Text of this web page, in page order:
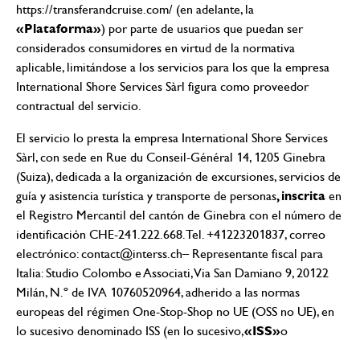
https://transferandcruise.com/ (en adelante, la
«Plataforma») por parte de usuarios que puedan ser
considerados consumidores en virtud de la normativa
aplicable, limitándose a los servicios para los que la empresa
International Shore Services Sàrl figura como proveedor
contractual del servicio.
El servicio lo presta la empresa International Shore Services
Sàrl, con sede en Rue du Conseil-Général 14, 1205 Ginebra
(Suiza), dedicada a la organización de excursiones, servicios de
guía y asistencia turística y transporte de personas, inscrita en
el Registro Mercantil del cantón de Ginebra con el número de
identificación CHE-241.222.668. Tel. +41223201837, correo
electrónico:contact@interss.ch– Representante fiscal para
Italia: Studio Colombo e Associati, Via San Damiano 9, 20122
Milán, N.º de IVA 10760520964, adherido a las normas
europeas del régimen One-Stop-Shop no UE (OSS no UE), en
lo sucesivo denominado ISS (en lo sucesivo,«ISS»o